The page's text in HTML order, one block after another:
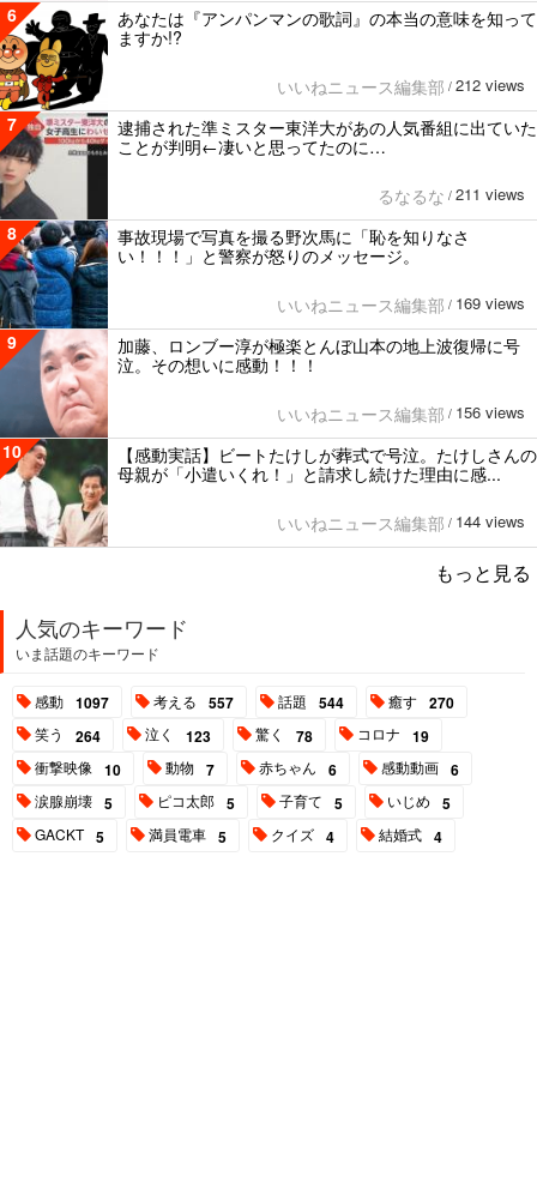
6
あなたは『アンパンマンの歌詞』の本当の意味を知って
ますか!?
いいねニュース編集部 / 212 views
7
逮捕された準ミスター東洋大があの人気番組に出ていた
ことが判明←凄いと思ってたのに…
るなるな / 211 views
8
事故現場で写真を撮る野次馬に「恥を知りなさ
い！！！」と警察が怒りのメッセージ。
いいねニュース編集部 / 169 views
9
加藤、ロンブー淳が極楽とんぼ山本の地上波復帰に号
泣。その想いに感動！！！
いいねニュース編集部 / 156 views
10
【感動実話】ビートたけしが葬式で号泣。たけしさんの
母親が「小遣いくれ！」と請求し続けた理由に感...
いいねニュース編集部 / 144 views
もっと見る
人気のキーワード
いま話題のキーワード
感動 1097 考える 557 話題 544 癒す 270
笑う 264 泣く 123 驚く 78 コロナ 19
衝撃映像 10 動物 7 赤ちゃん 6 感動動画 6
涙腺崩壊 5 ピコ太郎 5 子育て 5 いじめ 5
GACKT 5 満員電車 5 クイズ 4 結婚式 4